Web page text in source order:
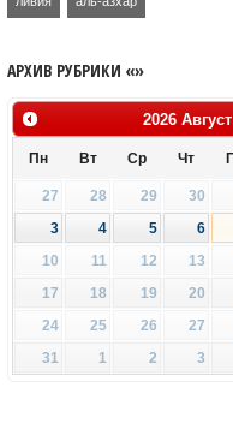
АРХИВ РУБРИКИ «»
2026 Август
Пн Вт Ср Чт
27 28 29 30
3
4 5 6
10
11 12 13
17
18 19 20
24
25 26 27
31
1 2 3